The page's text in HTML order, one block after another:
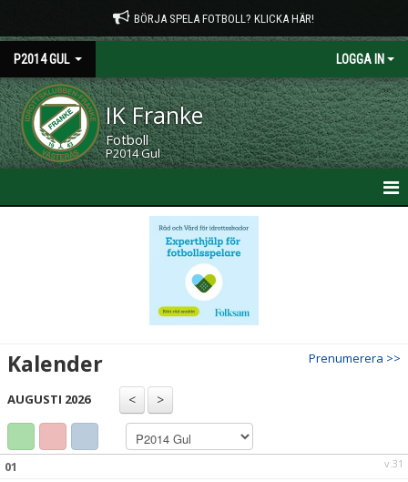
BÖRJA SPELA FOTBOLL? KLICKA HÄR!
P2014 GUL LOGGA IN
IK Franke
Fotboll
P2014 Gul
DOKUMENT
KONTAKT
Prenumerera >>
Kalender
AUGUSTI 2026
v.31
01